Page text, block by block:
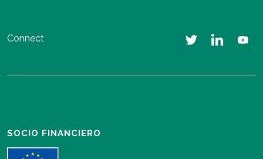
Connect
SOCIO FINANCIERO